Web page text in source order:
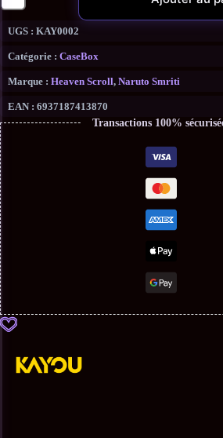
UGS : KAY0002
Catégorie : CaseBox
Marque : Heaven Scroll, Naruto Smriti
EAN : 6937187413870
Transactions 100%